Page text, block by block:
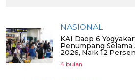
NASIONAL
KAI Daop 6
Penumpang
2026, Naik 12 Persen
4 bulan